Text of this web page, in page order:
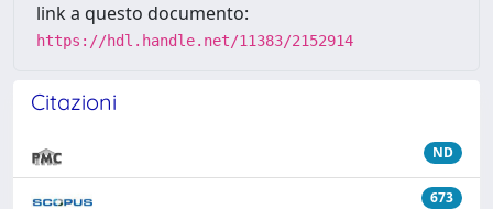
link a questo documento:
https://hdl.handle.net/11383/2152914
Citazioni
ND
673